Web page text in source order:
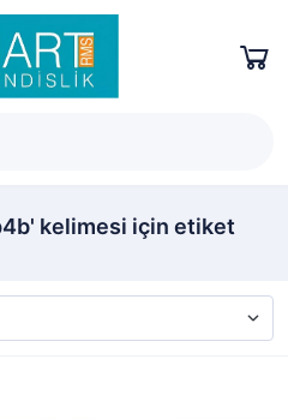
kelimesi için etiket